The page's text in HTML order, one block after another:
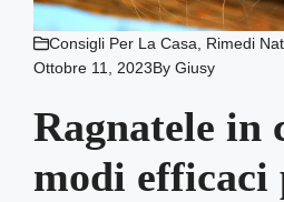
Consigli Per La Casa, Rimedi
Ottobre 11, 2023ByGiusy
Ragnatele in
modi efficaci